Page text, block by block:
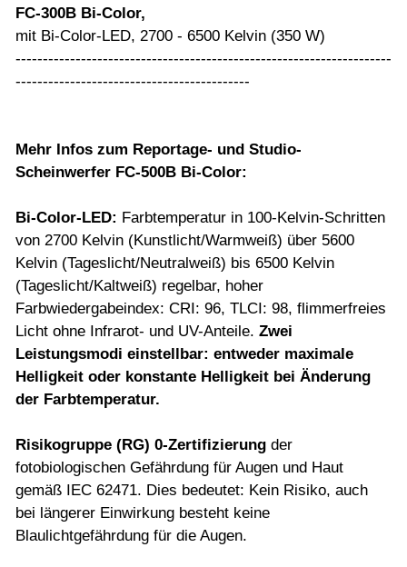
FC-300B Bi-Color,
mit Bi-Color-LED, 2700 - 6500 Kelvin (350 W)
---------------------------------------------------------------------
-------------------------------------------
Mehr Infos zum Reportage- und Studio-
Scheinwerfer FC-500B Bi-Color:
Bi-Color-LED: Farbtemperatur in 100-Kelvin-Schritten
von 2700 Kelvin (Kunstlicht/Warmweiß) über 5600
Kelvin (Tageslicht/Neutralweiß) bis 6500 Kelvin
(Tageslicht/Kaltweiß) regelbar, hoher
Farbwiedergabeindex: CRI: 96, TLCI: 98, flimmerfreies
Licht ohne Infrarot- und UV-Anteile. Zwei
Leistungsmodi einstellbar: entweder maximale
Helligkeit oder konstante Helligkeit bei Änderung
der Farbtemperatur.
Risikogruppe (RG) 0-Zertifizierung der
fotobiologischen Gefährdung für Augen und Haut
gemäß IEC 62471. Dies bedeutet: Kein Risiko, auch
bei längerer Einwirkung besteht keine
Blaulichtgefährdung für die Augen.